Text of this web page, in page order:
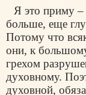
Я это приму –
больше, еще
Потому что
они, к
грехом
духовному.
духовной,